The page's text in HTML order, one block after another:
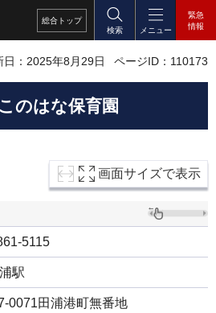
総合 トップ
検索
メニュー
緊急
情報
日：2025年8月29日 ページID：110173
のはな保育園
画面サイズで表示
5115
駅
0071田浦港町無番地